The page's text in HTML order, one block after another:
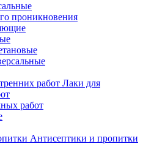
проникновения
Лаки для
работ
Антисептики и пропитки